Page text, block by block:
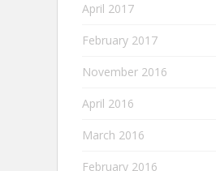
April 2017
February 2017
November 2016
April 2016
March 2016
February 2016